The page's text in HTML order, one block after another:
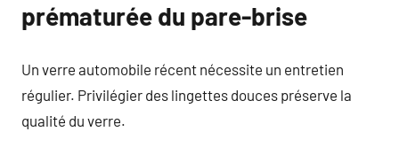
prématurée du pare-brise
Un verre automobile récent nécessite un entretien
régulier. Privilégier des lingettes douces préserve la
qualité du verre.